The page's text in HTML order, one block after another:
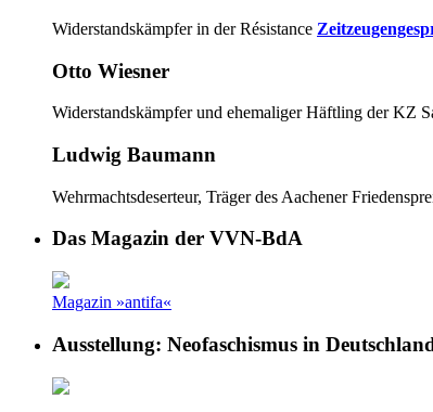
Widerstandskämpfer in der Résistance
Otto Wiesner
Widerstandskämpfer und ehemaliger Häftling der KZ
Ludwig Baumann
Wehrmachtsdeserteur, Träger des Aachener
Das Magazin der VVN-BdA
Magazin »antifa«
Ausstellung: Neofaschismus in